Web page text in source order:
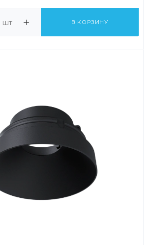
шт В КОРЗИНУ